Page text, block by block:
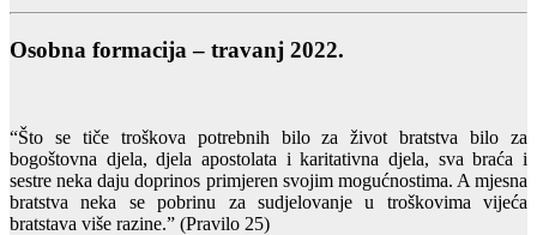
Osobna formacija – travanj 2022.
“Što se tiče troškova potrebnih bilo za život bratstva bilo za
bogoštovna djela, djela apostolata i karitativna djela, sva braća i
sestre neka daju doprinos primjeren svojim mogućnostima. A mjesna
bratstva neka se pobrinu za sudjelovanje u troškovima vijeća
bratstava više razine.” (Pravilo 25)